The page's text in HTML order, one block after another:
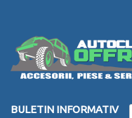
BULETIN INFORMATIV